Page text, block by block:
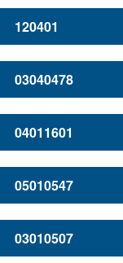
120401
03040478
04011601
05010547
03010507